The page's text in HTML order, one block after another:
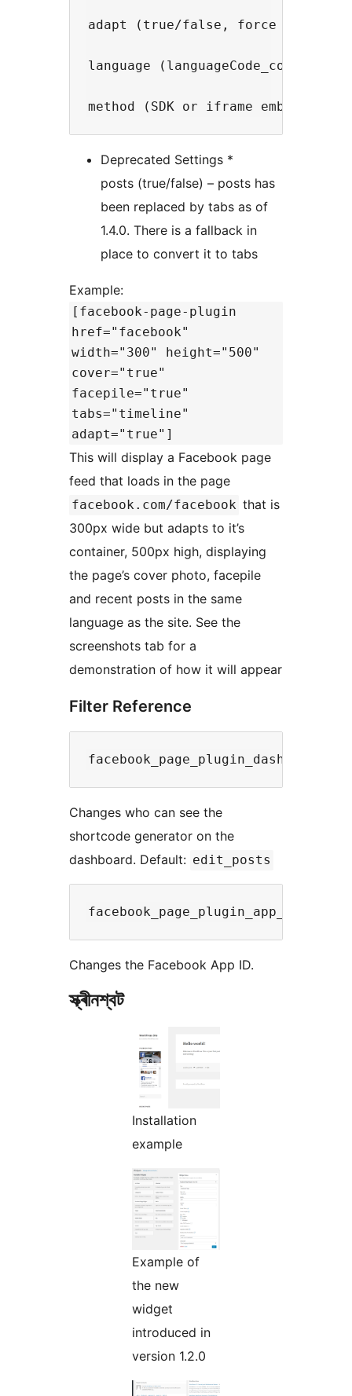
adapt (true/false, force plugin
language
Deprecated Settings *
posts (true/false) – posts has
been replaced by tabs as of
1.4.0. There is a fallback in
place to convert it to tabs
Example:
[facebook-page-plugin
href="facebook"
width="300" height="500"
cover="true"
facepile="true"
tabs="timeline"
adapt="true"]
This will display a Facebook page
feed that loads in the page
facebook.com/facebook that is
300px wide but adapts to it’s
container, 500px high, displaying
the page’s cover photo, facepile
and recent posts in the same
language as the site. See the
screenshots tab for a
demonstration of how it will appear
Filter Reference
Changes who can see the
shortcode generator on the
dashboard. Default: edit_posts
Changes the Facebook App ID.
স্ক্ৰীনশ্বট
Installation
example
Example of
the new
widget
introduced in
version 1.2.0